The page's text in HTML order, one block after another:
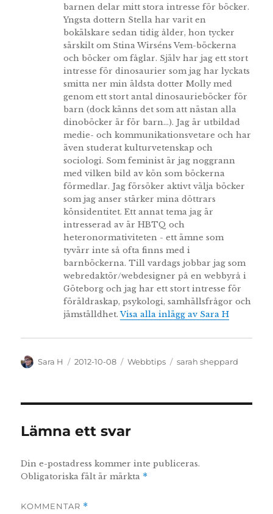
barnen delar mitt stora intresse för böcker.
Yngsta dottern Stella har varit en
bokälskare sedan tidig ålder, hon tycker
särskilt om Stina Wirséns Vem-böckerna
och böcker om fåglar. Själv har jag ett stort
intresse för dinosaurier som jag har lyckats
smitta ner min äldsta dotter Molly med
genom ett stort antal dinosaurieböcker för
barn (dock känns det som att nästan alla
dinoböcker är för barn...). Jag är utbildad
medie- och kommunikationsvetare och har
även studerat kulturvetenskap och
sociologi. Som feminist är jag noggrann
med vilken bild av kön som böckerna
förmedlar. Jag försöker aktivt välja böcker
som jag anser stärker mina döttrars
könsidentitet. Ett annat tema jag är
intresserad av är HBTQ och
heteronormativiteten - ett ämne som
tyvärr inte så ofta finns med i
barnböckerna. Till vardags jobbar jag som
webredaktör/webdesigner på en webbyrå i
Göteborg och jag har ett stort intresse för
föräldraskap, psykologi, samhällsfrågor och
jämställdhet.Visa alla inlägg av Sara H
Författare
Sara H
Publicerat
2012-10-08 Kategorier
Webbtips Etiketter
sarah sheppard
Lämna ett svar
Din e-postadress kommer inte publiceras.
Obligatoriska fält är märkta *
KOMMENTAR *